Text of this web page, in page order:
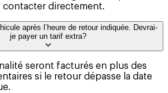
contacter directement.
après l’heure de retour indiquée. Devrai-
je payer un tarif extra?
seront facturés en plus des
si le retour dépasse la date